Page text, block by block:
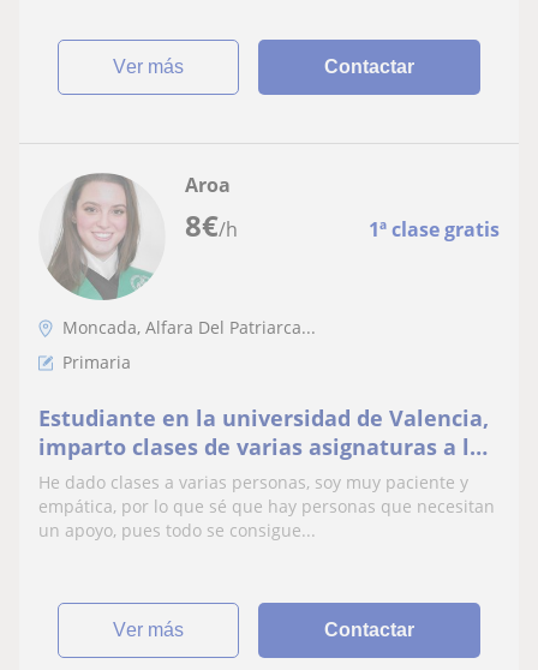
ver más Contactar
8€/h 1ª clase gratis
Aroa
Moncada, Alfara Del Patriarca...
Primaria
Estudiante en la universidad de Valencia,
imparto clases de varias asignaturas a los
alumnos de la ESO y bachillerato
He dado clases a varias personas, soy muy paciente y
empática, por lo que sé que hay personas que necesitan
un apoyo, pues todo se consigue...
ver más Contactar